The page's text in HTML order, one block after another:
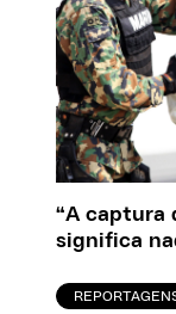
“A captura
significa